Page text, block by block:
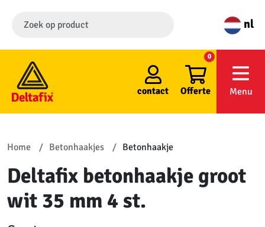
nl
contact Offerte
0
Menu
Home Betonhaakjes Betonhaakje
Deltafix betonhaakje groot
wit 35 mm 4 st.